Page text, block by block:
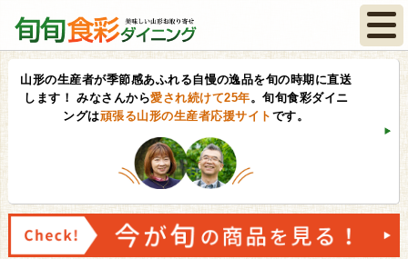
山形の生産者が季節感あふれる自慢の逸品を旬の時期に直送
します！ みなさんから愛され続けて25年。旬旬食彩ダイニ
ングは頑張る山形の生産者応援サイト です。